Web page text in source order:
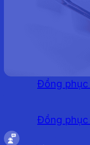
Đồng phục
Đồng phục
Đồng phục